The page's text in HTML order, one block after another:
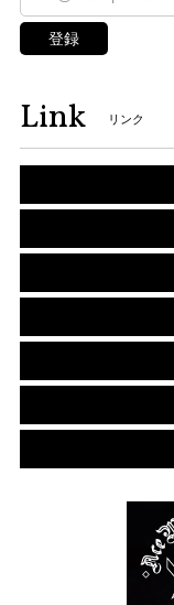
登録
Link リンク